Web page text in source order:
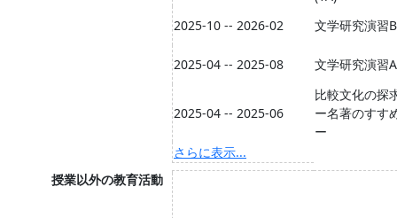
2025-10 -- 2026-02
文学研究演習B
2025-04 -- 2025-08 文学研究演習A
2025-04 -- 2025-06
比較文化の探
ー名著のすす
ー
さらに表示...
授業以外の教育活動